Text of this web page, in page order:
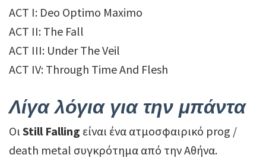
ACT I: Deo Optimo Maximo
ACT II: The Fall
ACT III: Under The Veil
ACT IV: Through Time And Flesh
Λίγα λόγια για την μπάντα
Οι Still Falling είναι ένα ατμοσφαιρικό prog /
death metal συγκρότημα από την Αθήνα.